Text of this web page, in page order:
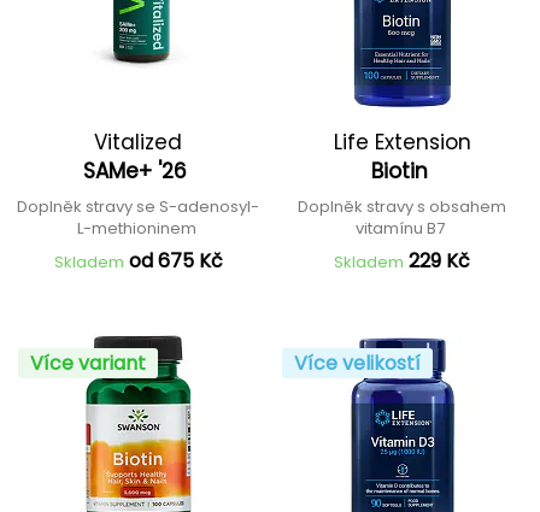
Vitalized
SAMe+ '26
Doplněk stravy se S-adenosyl-
L-methioninem
Skladem od 675 Kč
Life Extension
Biotin
Doplněk stravy s obsahem
vitamínu B7
Skladem 229 Kč
Více variant Více velikostí